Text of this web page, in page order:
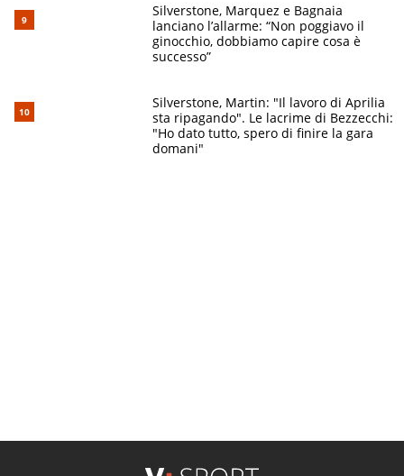
Silverstone, Marquez e Bagnaia
lanciano l’allarme: “Non poggiavo il
ginocchio, dobbiamo capire cosa è
successo”
Silverstone, Martin: "Il lavoro di Aprilia
sta ripagando". Le lacrime di Bezzecchi:
"Ho dato tutto, spero di finire la gara
domani"